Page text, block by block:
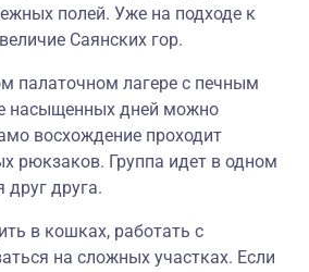
полей. Уже на подходе к
Саянских гор.
палаточном лагере с печным
насыщенных дней можно
восхождение проходит
рюкзаков. Группа идет в одном
друг друга.
в кошках, работать с
на сложных участках. Если